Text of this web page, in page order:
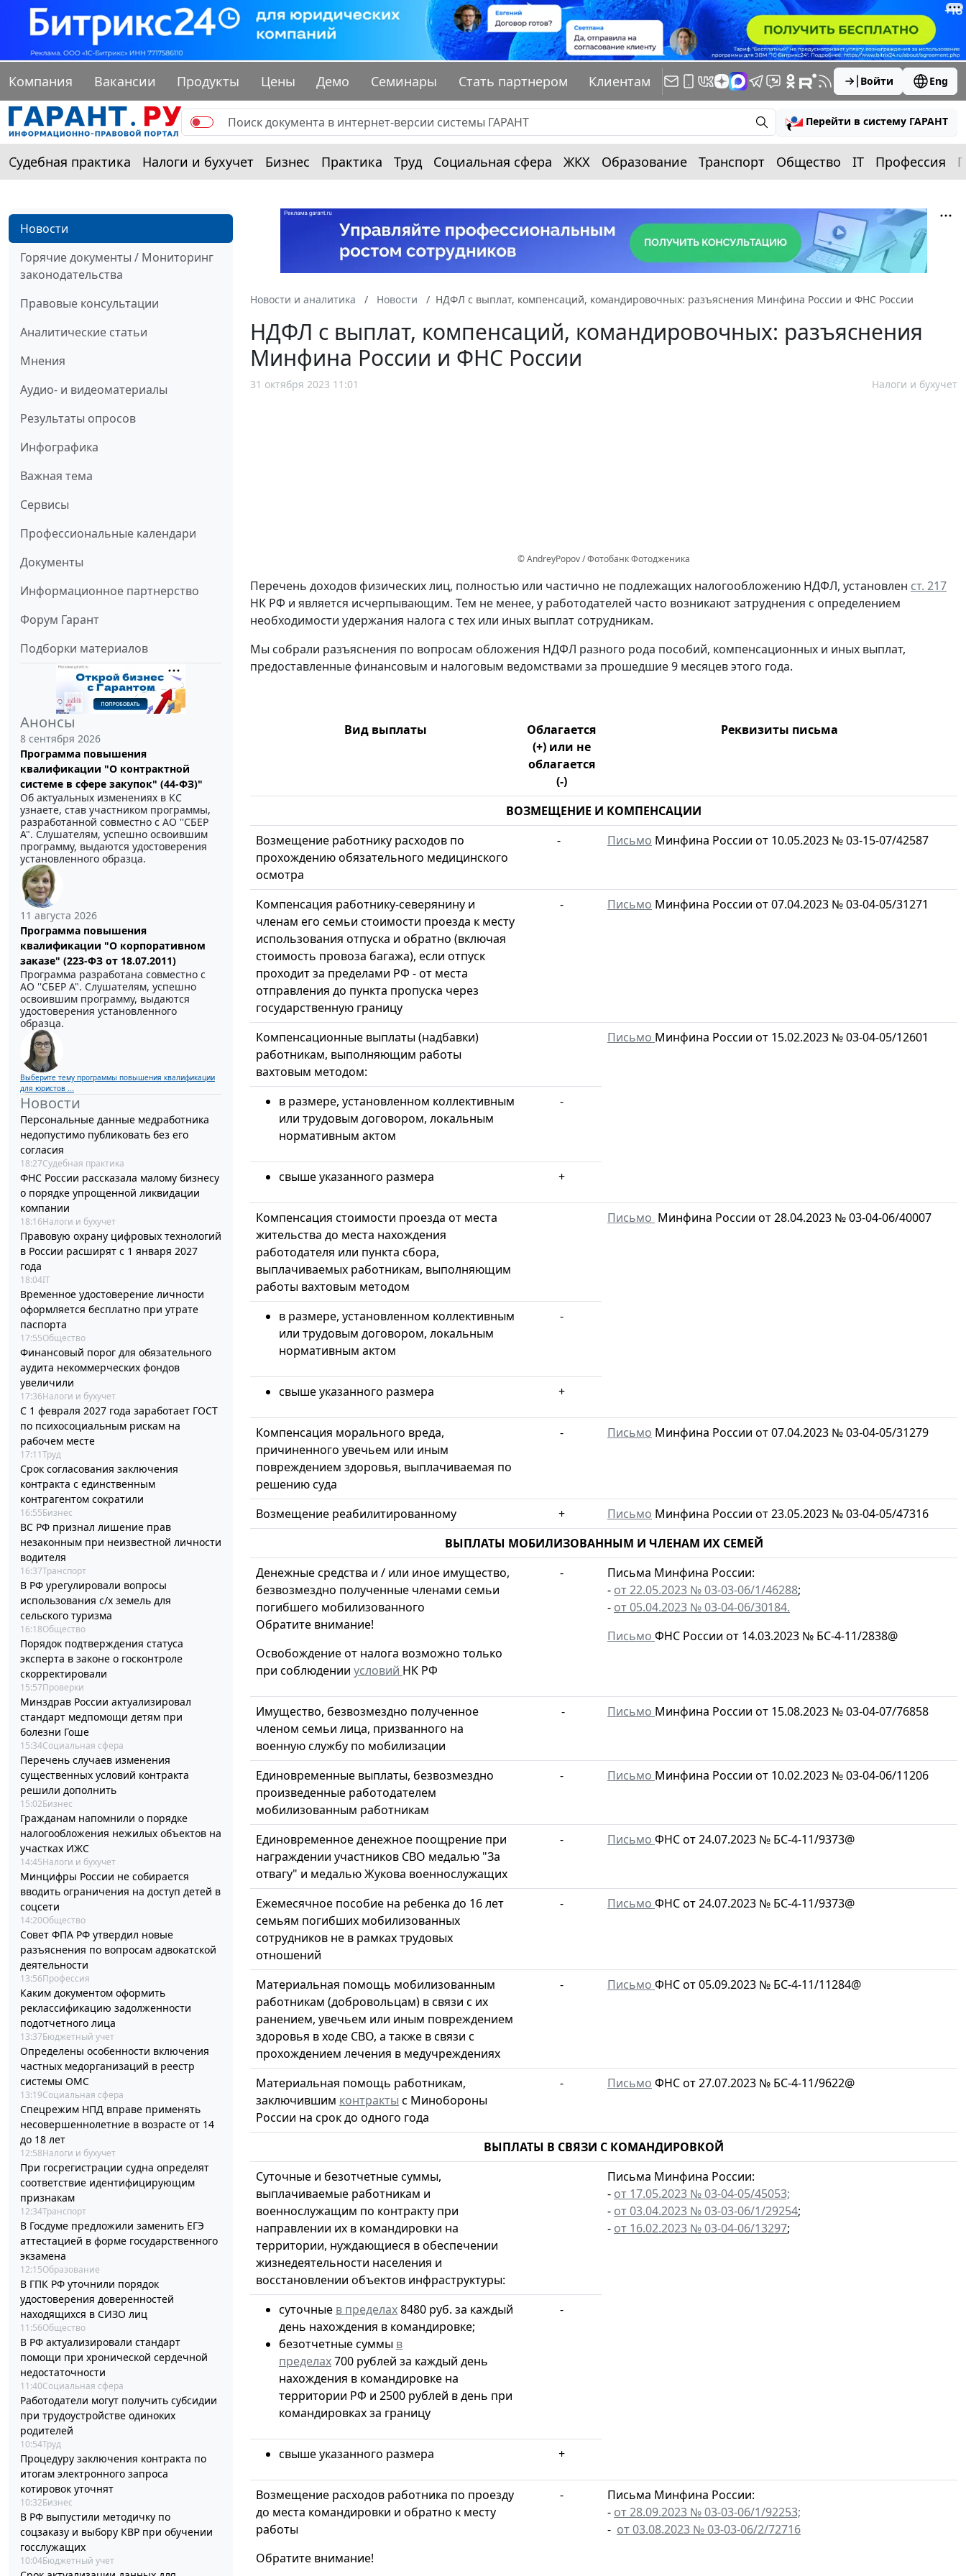
Компания Вакансии Продукты Цены Демо Семинары Стать партнером Клиентам Войти Eng
Перейти в систему ГАРАНТ
Судебная практика Налоги и бухучет Бизнес Практика Труд Социальная сфера ЖКХ Образование Транспорт Общество IT Профессия
Новости
Горячие документы / Мониторинг
законодательства
Правовые консультации
Аналитические статьи
Мнения
Аудио- и видеоматериалы
Результаты опросов
Инфографика
Важная тема
Сервисы
Профессиональные календари
Документы
Информационное партнерство
Форум Гарант
Подборки материалов
Анонсы
8 сентября 2026
Программа повышения
квалификации "О контрактной
системе в сфере закупок" (44-ФЗ)"
Об актуальных изменениях в КС
узнаете, став участником программы,
разработанной совместно с АО ''СБЕР
А". Слушателям, успешно освоившим
программу, выдаются удостоверения
установленного образца.
11 августа 2026
Программа повышения
квалификации "О корпоративном
заказе" (223-ФЗ от 18.07.2011)
Программа разработана совместно с
АО ''СБЕР А". Слушателям, успешно
освоившим программу, выдаются
удостоверения установленного
образца.
Выберите тему программы повышения квалификации
для юристов ...
Новости
Персональные данные медработника
недопустимо публиковать без его
согласия
18:27Судебная практика
ФНС России рассказала малому бизнесу
о порядке упрощенной ликвидации
компании
18:16Налоги и бухучет
Правовую охрану цифровых технологий
в России расширят с 1 января 2027
года
18:04IT
Временное удостоверение личности
оформляется бесплатно при утрате
паспорта
17:55Общество
Финансовый порог для обязательного
аудита некоммерческих фондов
увеличили
17:36Налоги и бухучет
С 1 февраля 2027 года заработает ГОСТ
по психосоциальным рискам на
рабочем месте
17:11Труд
Срок согласования заключения
контракта с единственным
контрагентом сократили
16:55Бизнес
ВС РФ признал лишение прав
незаконным при неизвестной личности
водителя
16:37Транспорт
В РФ урегулировали вопросы
использования с/х земель для
сельского туризма
16:18Общество
Порядок подтверждения статуса
эксперта в законе о госконтроле
скорректировали
15:57Проверки
Минздрав России актуализировал
стандарт медпомощи детям при
болезни Гоше
15:34Социальная сфера
Перечень случаев изменения
существенных условий контракта
решили дополнить
15:02Бизнес
Гражданам напомнили о порядке
налогообложения нежилых объектов на
участках ИЖС
14:45Налоги и бухучет
Минцифры России не собирается
вводить ограничения на доступ детей в
соцсети
14:20Общество
Совет ФПА РФ утвердил новые
разъяснения по вопросам адвокатской
деятельности
13:56Профессия
Каким документом оформить
реклассификацию задолженности
подотчетного лица
13:37Бюджетный учет
Определены особенности включения
частных медорганизаций в реестр
системы ОМС
13:19Социальная сфера
Спецрежим НПД вправе применять
несовершеннолетние в возрасте от 14
до 18 лет
12:58Налоги и бухучет
При госрегистрации судна определят
соответствие идентифицирующим
признакам
12:34Транспорт
В Госдуме предложили заменить ЕГЭ
аттестацией в форме государственного
экзамена
12:15Образование
В ГПК РФ уточнили порядок
удостоверения доверенностей
находящихся в СИЗО лиц
11:56Общество
В РФ актуализировали стандарт
помощи при хронической сердечной
недостаточности
11:40Социальная сфера
Работодатели могут получить субсидии
при трудоустройстве одиноких
родителей
10:54Труд
Процедуру заключения контракта по
итогам электронного запроса
котировок уточнят
10:32Бизнес
В РФ выпустили методичку по
соцзаказу и выбору КВР при обучении
госслужащих
10:04Бюджетный учет
Новости и аналитика Новости НДФЛ с выплат, компенсаций, командировочных: разъяснения Минфина России и ФНС России
НДФЛ с выплат, компенсаций, командировочных: разъяснения
Минфина России и ФНС России
31 октября 2023 11:01 Налоги и бухучет
© AndreyPopov / Фотобанк Фотодженика
Перечень доходов физических лиц, полностью или частично не подлежащих налогообложению НДФЛ, установлен ст. 217
НК РФ и является исчерпывающим. Тем не менее, у работодателей часто возникают затруднения с определением
необходимости удержания налога с тех или иных выплат сотрудникам.
Мы собрали разъяснения по вопросам обложения НДФЛ разного рода пособий, компенсационных и иных выплат,
предоставленные финансовым и налоговым ведомствами за прошедшие 9 месяцев этого года.
Вид выплаты
Облагается
(+) или не
облагается
(-)
Реквизиты письма
ВОЗМЕЩЕНИЕ И КОМПЕНСАЦИИ
Возмещение работнику расходов по
прохождению обязательного медицинского
осмотра
- Письмо Минфина России от 10.05.2023 № 03-15-07/42587
Компенсация работнику-северянину и
членам его семьи стоимости проезда к месту
использования отпуска и обратно (включая
стоимость провоза багажа), если отпуск
проходит за пределами РФ - от места
отправления до пункта пропуска через
государственную границу
- Письмо Минфина России от 07.04.2023 № 03-04-05/31271
Компенсационные выплаты (надбавки)
работникам, выполняющим работы
вахтовым методом:
Письмо Минфина России от 15.02.2023 № 03-04-05/12601
в размере, установленном коллективным
или трудовым договором, локальным
нормативным актом
-
свыше указанного размера +
Компенсация стоимости проезда от места
жительства до места нахождения
работодателя или пункта сбора,
выплачиваемых работникам, выполняющим
работы вахтовым методом
Письмо Минфина России от 28.04.2023 № 03-04-06/40007
в размере, установленном коллективным
или трудовым договором, локальным
нормативным актом
-
свыше указанного размера +
Компенсация морального вреда,
причиненного увечьем или иным
повреждением здоровья, выплачиваемая по
решению суда
- Письмо Минфина России от 07.04.2023 № 03-04-05/31279
Возмещение реабилитированному + Письмо Минфина России от 23.05.2023 № 03-04-05/47316
ВЫПЛАТЫ МОБИЛИЗОВАННЫМ И ЧЛЕНАМ ИХ СЕМЕЙ
Денежные средства и / или иное имущество,
безвозмездно полученные членами семьи
погибшего мобилизованного
Обратите внимание!
Освобождение от налога возможно только
при соблюдении условий НК РФ
-
Письма Минфина России:
- от 22.05.2023 № 03-03-06/1/46288;
- от 05.04.2023 № 03-04-06/30184.
Письмо ФНС России от 14.03.2023 № БС-4-11/2838@
Имущество, безвозмездно полученное
членом семьи лица, призванного на
военную службу по мобилизации
- Письмо Минфина России от 15.08.2023 № 03-04-07/76858
Единовременные выплаты, безвозмездно
произведенные работодателем
мобилизованным работникам
- Письмо Минфина России от 10.02.2023 № 03-04-06/11206
Единовременное денежное поощрение при
награждении участников СВО медалью "За
отвагу" и медалью Жукова военнослужащих
- Письмо ФНС от 24.07.2023 № БС-4-11/9373@
Ежемесячное пособие на ребенка до 16 лет
семьям погибших мобилизованных
сотрудников не в рамках трудовых
отношений
- Письмо ФНС от 24.07.2023 № БС-4-11/9373@
Материальная помощь мобилизованным
работникам (добровольцам) в связи с их
ранением, увечьем или иным повреждением
здоровья в ходе СВО, а также в связи с
прохождением лечения в медучреждениях
- Письмо ФНС от 05.09.2023 № БС-4-11/11284@
Материальная помощь работникам,
заключившим контракты с Минобороны
России на срок до одного года
- Письмо ФНС от 27.07.2023 № БС-4-11/9622@
ВЫПЛАТЫ В СВЯЗИ С КОМАНДИРОВКОЙ
Суточные и безотчетные суммы,
выплачиваемые работникам и
военнослужащим по контракту при
направлении их в командировки на
территории, нуждающиеся в обеспечении
жизнедеятельности населения и
восстановлении объектов инфраструктуры:
Письма Минфина России:
- от 17.05.2023 № 03-04-05/45053;
- от 03.04.2023 № 03-03-06/1/29254;
- от 16.02.2023 № 03-04-06/13297;
суточные в пределах8480 руб. за каждый
день нахождения в командировке;
безотчетные суммы в
пределах700 рублей за каждый день
нахождения в командировке на
территории РФ и 2500 рублей в день при
командировках за границу
-
свыше указанного размера +
Возмещение расходов работника по проезду
до места командировки и обратно к месту
работы
Обратите внимание!
-
Письма Минфина России:
- от 28.09.2023 № 03-03-06/1/92253;
- от 03.08.2023 № 03-03-06/2/72716